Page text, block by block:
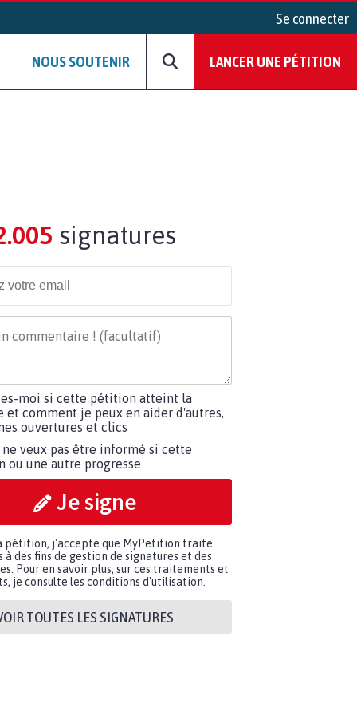
Se connecter
NOUS SOUTENIR LANCER UNE PÉTITION
signatures
moi si cette pétition atteint la
et comment je peux en aider d'autres,
ouvertures et clics
ne veux pas être informé si cette
ou une autre progresse
Je signe
pétition, j'accepte que MyPetition traite
à des fins de gestion de signatures et des
Pour en savoir plus, sur ces traitements et
je consulte les conditions d'utilisation.
TOUTES LES SIGNATURES